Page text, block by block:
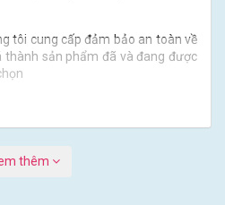
tôi cung cấp đảm bảo an toàn về
thành sản phẩm đã và đang được
thêm